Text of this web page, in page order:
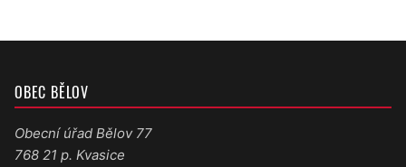
OBEC BĚLOV
Obecní úřad Bělov 77
768 21 p. Kvasice